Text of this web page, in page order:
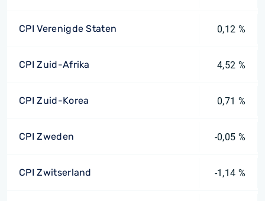
CPI Verenigde Staten 0,12 %
CPI Zuid-Afrika 4,52 %
CPI Zuid-Korea 0,71 %
CPI Zweden -0,05 %
CPI Zwitserland -1,14 %